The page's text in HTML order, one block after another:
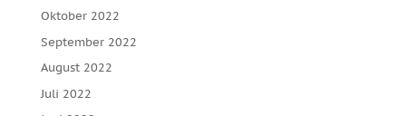
Oktober 2022
September 2022
August 2022
Juli 2022